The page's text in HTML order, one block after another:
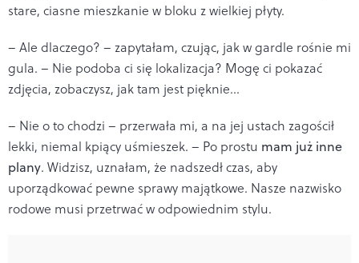
stare, ciasne mieszkanie w bloku z wielkiej płyty.
– Ale dlaczego? – zapytałam, czując, jak w gardle rośnie mi
gula. – Nie podoba ci się lokalizacja? Mogę ci pokazać
zdjęcia, zobaczysz, jak tam jest pięknie...
– Nie o to chodzi – przerwała mi, a na jej ustach zagościł
lekki, niemal kpiący uśmieszek. – Po prostu mam już inne
plany. Widzisz, uznałam, że nadszedł czas, aby
uporządkować pewne sprawy majątkowe. Nasze nazwisko
rodowe musi przetrwać w odpowiednim stylu.